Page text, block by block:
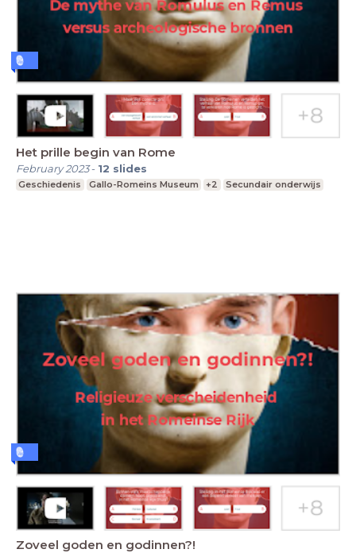
Het prille begin van Rome
February 2023- 12 slides
Geschiedenis Gallo-Romeins Museum +2 Secundair onderwijs
Zoveel goden en godinnen?!